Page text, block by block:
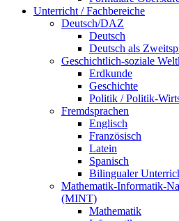
Unterricht / Fachbereiche
Deutsch/DAZ
Deutsch
Deutsch als
Geschichtlich-soziale
Erdkunde
Geschichte
Politik / Politik-
Fremdsprachen
Englisch
Französisch
Latein
Spanisch
Bilingualer
Mathematik-Informatik-
(MINT)
Mathematik